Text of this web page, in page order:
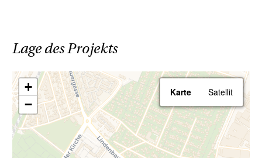
Ihr Vorteil beim Erwerb einer Haring Group
Immobilie:
- Provisionsfrei! Alle Eigentumsobjekte
werden ohne Provision (3,6% inkl. MwSt.)
angeboten!
Lage des Projekts
+
−
Karte Satellit